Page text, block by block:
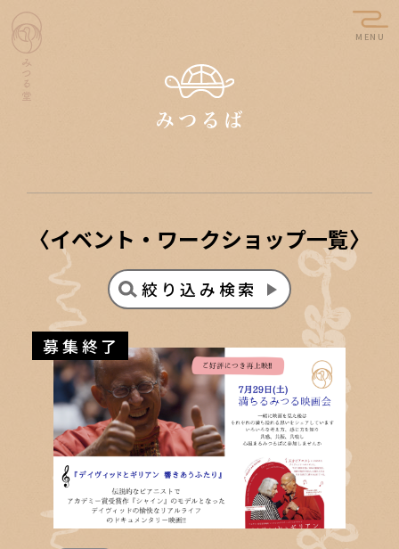
MENU
〈イベント・ワークショップ一覧〉
絞り込み検索
募集終了